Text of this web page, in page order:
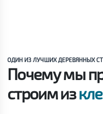
ОДИН ИЗ ЛУЧШИХ ДЕРЕВЯННЫХ
Почему мы
строим из